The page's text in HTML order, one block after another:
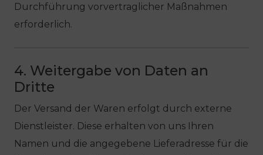
Durchführung vorvertraglicher Maßnahmen
erforderlich.
4. Weitergabe von Daten an
Dritte
Der Versand der Waren erfolgt durch externe
Dienstleister. Diese erhalten von uns Ihren
Namen und die angegebene Lieferadresse für die